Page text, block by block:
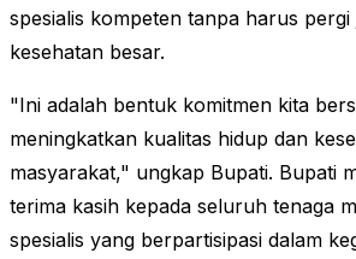
spesialis kompeten tanpa harus pergi
kesehatan besar.
"Ini adalah bentuk komitmen kita
meningkatkan kualitas hidup dan
masyarakat," ungkap Bupati. Bupati
terima kasih kepada seluruh tenaga
spesialis yang berpartisipasi dalam